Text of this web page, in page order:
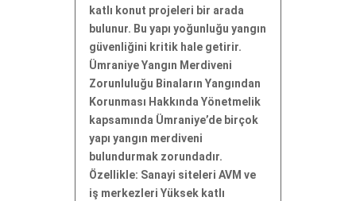
katlı konut projeleri bir arada
bulunur. Bu yapı yoğunluğu yangın
güvenliğini kritik hale getirir.
Ümraniye Yangın Merdiveni
Zorunluluğu Binaların Yangından
Korunması Hakkında Yönetmelik
kapsamında Ümraniye’de birçok
yapı yangın merdiveni
bulundurmak zorundadır.
Özellikle: Sanayi siteleri AVM ve
iş merkezleri Yüksek katlı